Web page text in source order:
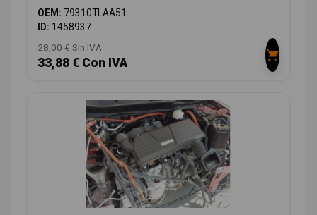
OEM: 79310TLAA51
ID: 1458937
28,00 € Sin IVA
33,88 € Con IVA